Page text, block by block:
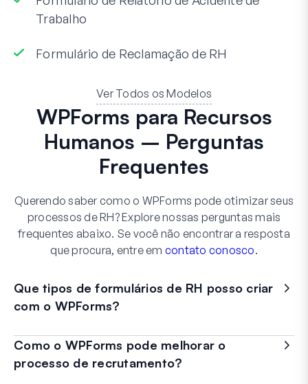
Trabalho
Formulário de Reclamação de RH
Ver Todos os Modelos
WPForms para Recursos
Humanos – Perguntas
Frequentes
Querendo saber como o WPForms pode otimizar seus
processos de RH? Explore nossas perguntas mais
frequentes abaixo. Se você não encontrar a resposta
que procura, entre em contato conosco.
Que tipos de formulários de RH posso criar
com o WPForms?
Como o WPForms pode melhorar o
processo de recrutamento?